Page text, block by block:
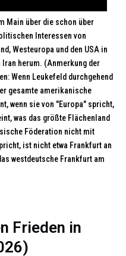
Main über die schon über
Interessen von
Westeuropa und den USA in
herum. (Anmerkung der
Wenn Leukefeld durchgehend
gesamte amerikanische
wenn sie von "Europa" spricht,
was das größte Flächenland
Föderation nicht mit
ist nicht etwa Frankfurt an
westdeutsche Frankfurt am
Frieden in